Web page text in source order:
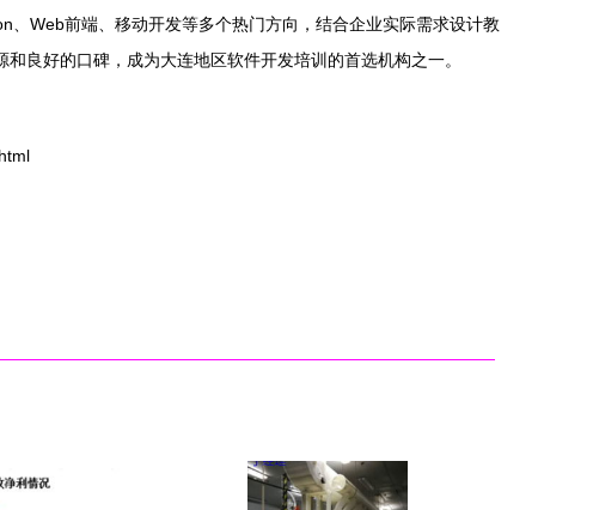
Web前端、移动开发等多个热门方向，结合企业实际需求设计教
良好的口碑，成为大连地区软件开发培训的首选机构之一。